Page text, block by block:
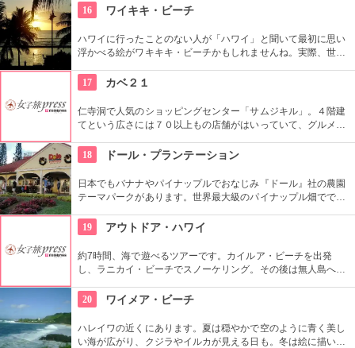
や保管も行っています。
16 ワイキキ・ビーチ
ハワイに行ったことのない人が「ハワイ」と聞いて最初に思い
浮かべる絵がワキキキ・ビーチかもしれませんね。実際、世界
ド・ヘッドが広がるビーチを散策し、「ハワイに来た！」を実
感したいものですね。
17 カベ２１
仁寺洞で人気のショッピングセンター「サムジキル」。４階建
てという広さには７０以上もの店舗がはいっていて、グルメや
では螺細製品や乗り下など、韓国の伝統工芸品を取り扱い、お
気に入りの１つが見つかるはず。
18 ドール・プランテーション
日本でもバナナやパイナップルでおなじみ『ドール』社の農園
テーマパークがあります。世界最大級のパイナップル畑ででき
めるアトラクションがあります。カワイイお土産もいっぱい。
19 アウトドア・ハワイ
約7時間、海で遊べるツアーです。カイルア・ビーチを出発
し、ラニカイ・ビーチでスノーケリング。その後は無人島へゴ
きます。日本語スタッフもいますし、送迎やランチもついてい
ます。
20 ワイメア・ビーチ
ハレイワの近くにあります。夏は穏やかで空のように青く美し
い海が広がり、クジラやイルカが見える日も。冬は絵に描いた